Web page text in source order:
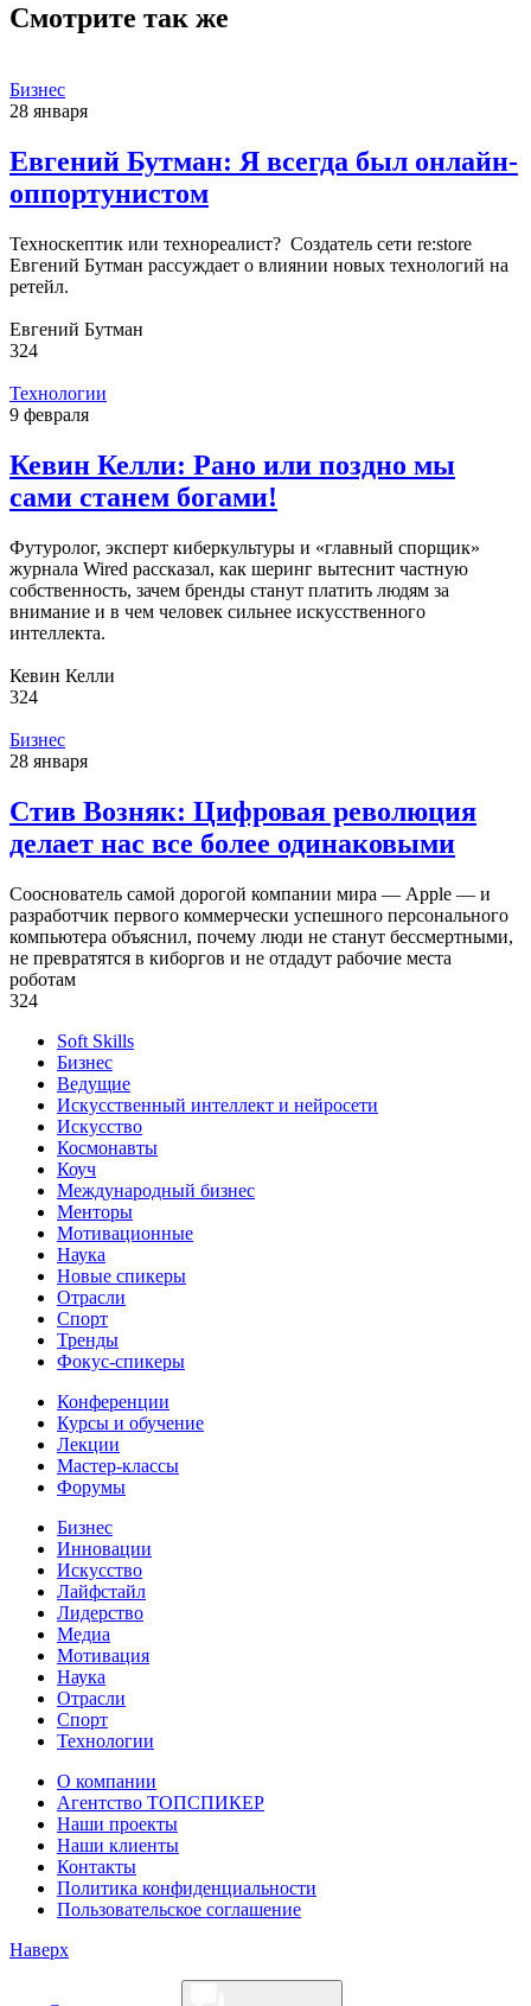
Смотрите так же
Бизнес
28 января
Евгений Бутман: Я всегда был онлайн-
оппортунистом
Техноскептик или технореалист? Создатель сети re:store
Евгений Бутман рассуждает о влиянии новых технологий на
ретейл.
Евгений Бутман
324
Технологии
9 февраля
Кевин Келли: Рано или поздно мы
сами станем богами!
Футуролог, эксперт киберкультуры и «главный спорщик»
журнала Wired рассказал, как шеринг вытеснит частную
собственность, зачем бренды станут платить людям за
внимание и в чем человек сильнее искусственного
интеллекта.
Кевин Келли
324
Бизнес
28 января
Стив Возняк: Цифровая революция
делает нас все более одинаковыми
Сооснователь самой дорогой компании мира — Apple — и
разработчик первого коммерчески успешного персонального
компьютера объяснил, почему люди не станут бессмертными,
не превратятся в киборгов и не отдадут рабочие места
роботам
324
Soft Skills
Бизнес
Ведущие
Искусственный интеллект и нейросети
Искусство
Космонавты
Коуч
Международный бизнес
Менторы
Мотивационные
Наука
Новые спикеры
Отрасли
Спорт
Тренды
Фокус-спикеры
Конференции
Курсы и обучение
Лекции
Мастер-классы
Форумы
Бизнес
Инновации
Искусство
Лайфстайл
Лидерство
Медиа
Мотивация
Наука
Отрасли
Спорт
Технологии
О компании
Агентство ТОПСПИКЕР
Наши проекты
Наши клиенты
Контакты
Политика конфиденциальности
Пользовательское соглашение
Наверх